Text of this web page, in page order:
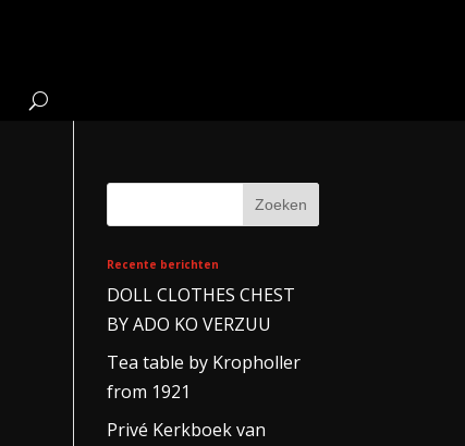
Recente berichten
DOLL CLOTHES CHEST
BY ADO KO VERZUU
Tea table by Kropholler
from 1921
Privé Kerkboek van